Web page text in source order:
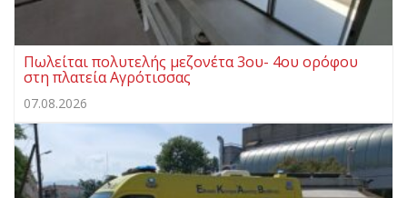
Πωλείται πολυτελής μεζονέτα 3ου- 4ου ορόφου
στη πλατεία Αγρότισσας
07.08.2026